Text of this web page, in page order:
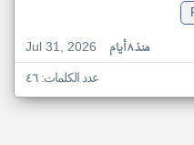
Jul 31, 2026
منذ ٨ أيام
عدد الكلمات: ٤٦